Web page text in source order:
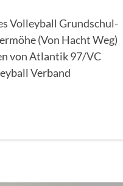
Volleyball Grundschul-
(Von Hacht Weg)
von Atlantik 97/VC
Verband